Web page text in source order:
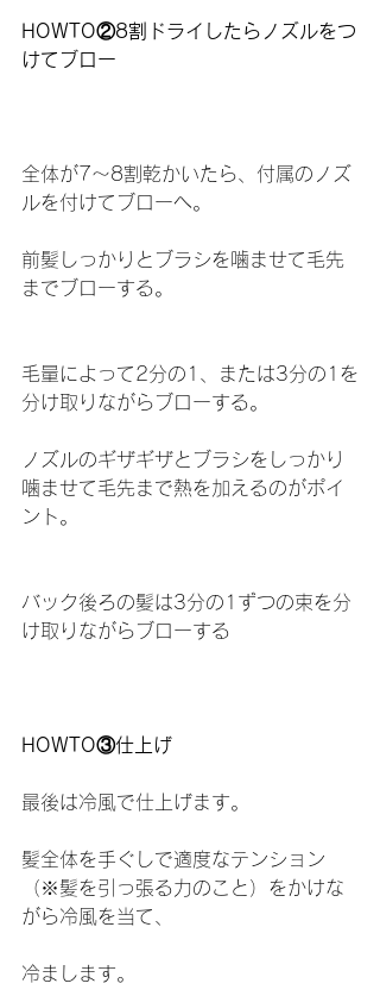
HOWTO②8割ドライしたらノズルをつ
けてブロー
全体が7～8割乾かいたら、付属のノズ
ルを付けてブローへ。
前髪しっかりとブラシを噛ませて毛先
までブローする。
毛量によって2分の1、または3分の1を
分け取りながらブローする。
ノズルのギザギザとブラシをしっかり
噛ませて毛先まで熱を加えるのがポイ
ント。
バック後ろの髪は3分の1ずつの束を分
け取りながらブローする
HOWTO③仕上げ
最後は冷風で仕上げます。
髪全体を手ぐしで適度なテンション
（※髪を引っ張る力のこと）をかけな
がら冷風を当て、
冷まします。